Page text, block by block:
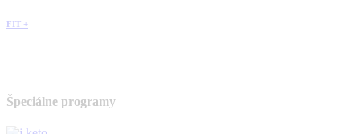
FIT +
Špeciálne programy